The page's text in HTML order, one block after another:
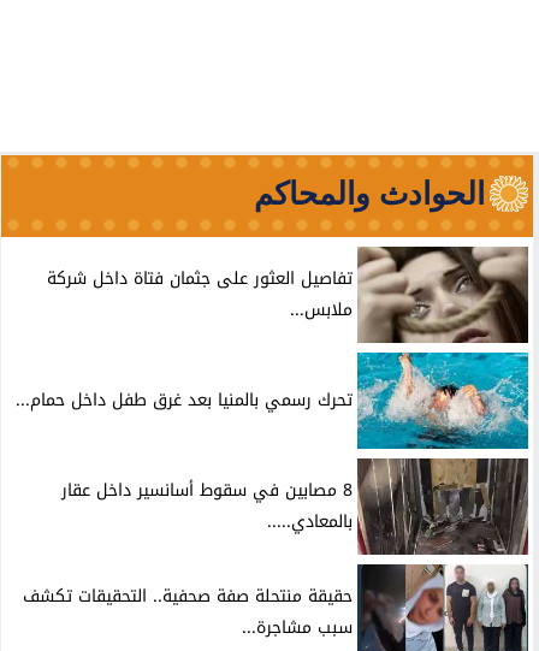
الحوادث والمحاكم
تفاصيل العثور على جثمان فتاة داخل شركة
ملابس...
تحرك رسمي بالمنيا بعد غرق طفل داخل حمام...
8 مصابين في سقوط أسانسير داخل عقار
بالمعادي.....
حقيقة منتحلة صفة صحفية.. التحقيقات تكشف
سبب مشاجرة...